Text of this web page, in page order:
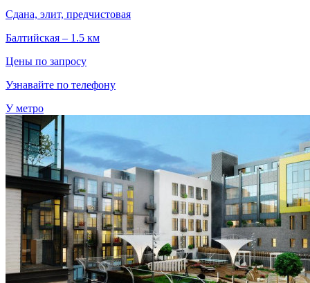
Сдана, элит, предчистовая
Балтийская – 1.5 км
Цены по запросу
Узнавайте по телефону
У метро